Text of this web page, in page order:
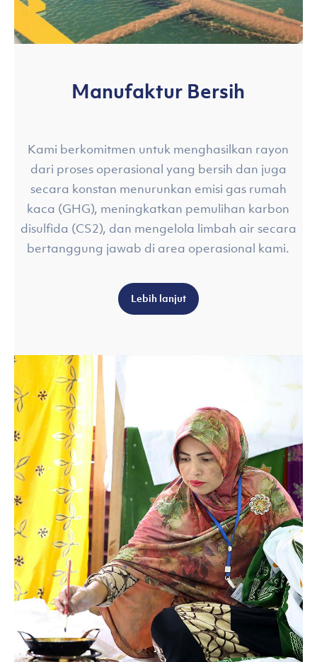
Manufaktur Bersih
Kami berkomitmen untuk menghasilkan rayon
dari proses operasional yang bersih dan juga
secara konstan menurunkan emisi gas rumah
kaca (GHG), meningkatkan pemulihan karbon
disulfida (CS2), dan mengelola limbah air secara
bertanggung jawab di area operasional kami.
Lebih lanjut